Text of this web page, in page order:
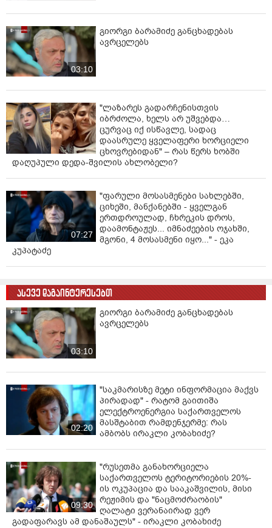
03:10
გიორგი ბარამიძე განცხადებას
ავრცელებს
"ლაზარეს გადარჩენისთვის
იბრძოლა, ხელს არ უშვებდა…
ცურვაც იქ ისწავლე, სადაც
დაასრულე ყველაფერი ხორციელი
ცხოვრებიდან" – რას წერს ხობში
დაღუპული დედა-შვილის ახლობელი?
07:27
"ფარული მოსასმენები სახლებში,
ციხეში, მანქანებში - ყველგან
ერთდროულად, ჩხრეკის დროს,
დაამონტაჟეს... იმნაძეების ოჯახში,
მგონი, 4 მოსასმენი იყო..." - ეკა
კუპატაძე
ასევე დაგაინტერესებთ
03:10
გიორგი ბარამიძე განცხადებას
ავრცელებს
02:20
"საკმარისზე მეტი ინფორმაცია მაქვს
პირადად" - რატომ გაითიშა
ელექტროენერგია საქართველოს
მასშტაბით რამდენჯერმე: რას
ამბობს ირაკლი კობახიძე?
09:30
"რუსეთმა განახორციელა
საქართველოს ტერიტორიების 20%-
ის ოკუპაცია და სააკაშვილის, მისი
რეჟიმის და "ნაცმოძრაობის"
ღალატი ვერანაირად ვერ
გადაფარავს ამ დანაშაულს" - ირაკლი კობახიძე